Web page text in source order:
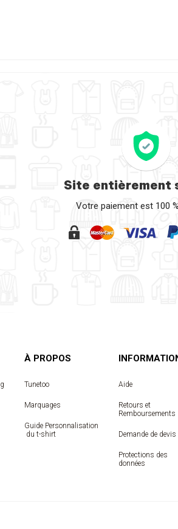
Site entièrement
Votre paiement est 100
À PROPOS
Tunetoo
Marquages
Guide Personnalisation
du t-shirt
Aide
Retours et
Remboursements
Demande de devis
Protections des
données